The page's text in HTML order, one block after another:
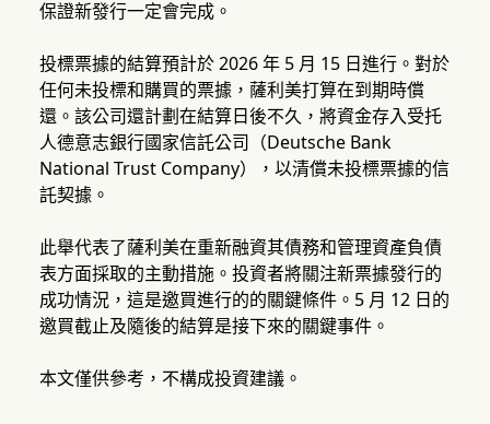
保證新發行一定會完成。
投標票據的結算預計於 2026 年 5 月 15 日進行。對於
任何未投標和購買的票據，薩利美打算在到期時償
還。該公司還計劃在結算日後不久，將資金存入受托
人德意志銀行國家信託公司（Deutsche Bank
National Trust Company），以清償未投標票據的信
託契據。
此舉代表了薩利美在重新融資其債務和管理資產負債
表方面採取的主動措施。投資者將關注新票據發行的
成功情況，這是邀買進行的的關鍵條件。5 月 12 日的
邀買截止及隨後的結算是接下來的關鍵事件。
本文僅供參考，不構成投資建議。